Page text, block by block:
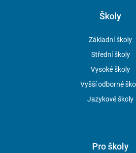
Školy
Základní školy
Střední školy
Vysoké školy
Vyšší odborné
Jazykové školy
Pro školy